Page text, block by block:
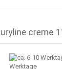
creme
Werktage